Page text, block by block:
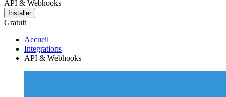
API & Webhooks
Installer
Gratuit
Accueil
Integrations
API & Webhooks